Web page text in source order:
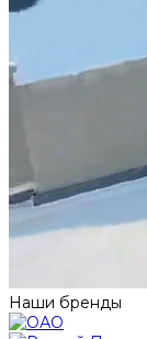
Наши бренды